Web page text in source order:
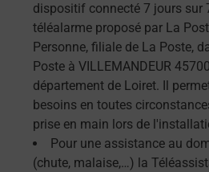
dispositif connecté 7 jours sur
téléalarme proposé par La
Personne, filiale de La Poste,
Poste à VILLEMANDEUR
département de Loiret. Il
besoins en toutes
prise en main lors de
Pour une assistance au
(chute, malaise,…) la